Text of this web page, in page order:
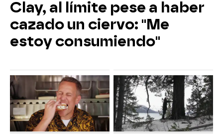
Clay, al límite pese a haber
cazado un ciervo: "Me
estoy consumiendo"